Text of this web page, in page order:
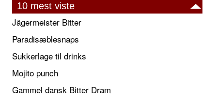
10 mest viste
Jägermeister Bitter
Paradisæblesnaps
Sukkerlage til drinks
Mojito punch
Gammel dansk Bitter Dram